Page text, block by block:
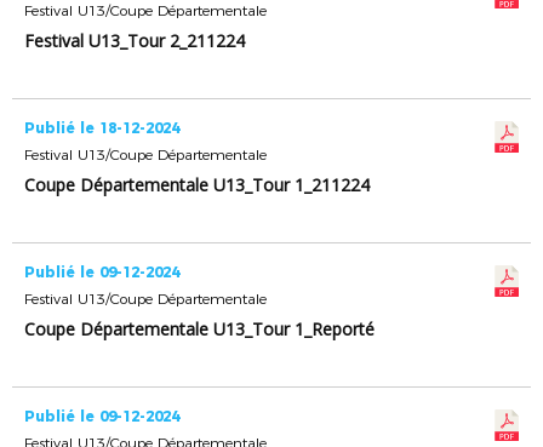
Festival U13/Coupe Départementale
Festival U13_Tour 2_211224
Publié le 18-12-2024
Festival U13/Coupe Départementale
Coupe Départementale U13_Tour 1_211224
Publié le 09-12-2024
Festival U13/Coupe Départementale
Coupe Départementale U13_Tour 1_Reporté
Publié le 09-12-2024
Festival U13/Coupe Départementale